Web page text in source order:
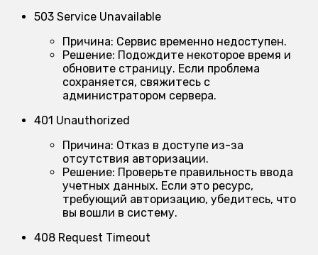
503 Service Unavailable
Причина: Сервис временно недоступен.
Решение: Подождите некоторое время и
обновите страницу. Если проблема
сохраняется, свяжитесь с
администратором сервера.
401 Unauthorized
Причина: Отказ в доступе из-за
отсутствия авторизации.
Решение: Проверьте правильность ввода
учетных данных. Если это ресурс,
требующий авторизацию, убедитесь, что
вы вошли в систему.
408 Request Timeout